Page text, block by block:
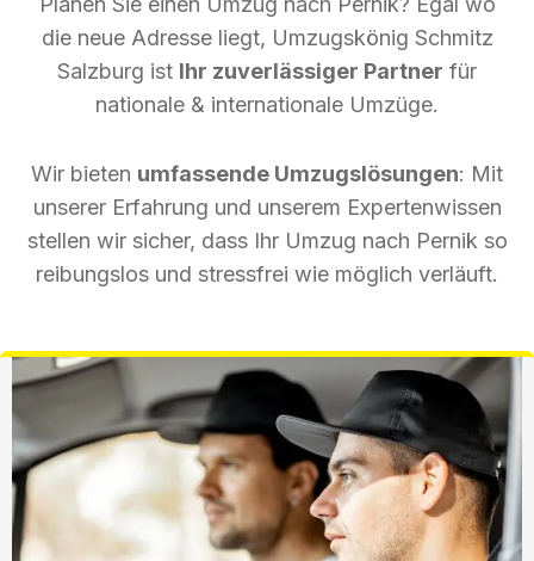
die neue Adresse liegt, Umzugskönig Schmitz
Salzburg ist Ihr zuverlässiger Partner für
nationale & internationale Umzüge.
Wir bieten umfassende Umzugslösungen: Mit
unserer Erfahrung und unserem Expertenwissen
stellen wir sicher, dass Ihr Umzug nach Pernik so
reibungslos und stressfrei wie möglich verläuft.